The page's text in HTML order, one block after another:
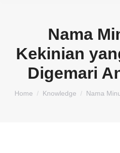
Nama
Kekinian
Digemari
You are here:
Home Knowledge Nama